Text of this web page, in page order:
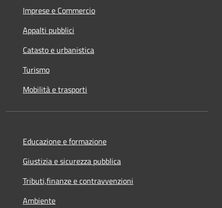
Imprese e Commercio
Appalti pubblici
Catasto e urbanistica
Turismo
Mobilità e trasporti
Educazione e formazione
Giustizia e sicurezza pubblica
Tributi,finanze e contravvenzioni
Ambiente